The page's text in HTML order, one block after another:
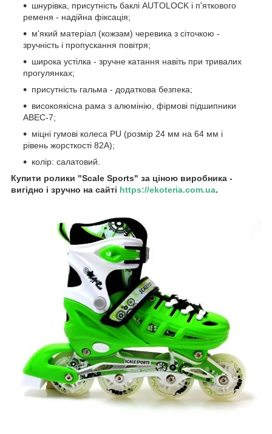
шнурівка, присутність баклі AUTОLOCK і п'яткового
ременя - надійна фіксація;
м'який матеріал (кожзам) черевика з сіточкою -
зручність і пропускання повітря;
широка устілка - зручне катання навіть при тривалих
прогулянках;
присутність гальма - додаткова безпека;
високоякісна рама з алюмінію, фірмові підшипники
ABEC-7;
міцні гумові колеса PU (розмір 24 мм на 64 мм і
рівень жорсткості 82А);
колір: салатовий.
Купити ролики "Scale Sports" за ціною виробника -
вигідно і зручно на сайті https://ekoteria.com.ua.